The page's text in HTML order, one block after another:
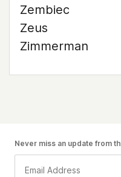
Zembiec
Zeus
Zimmerman
Never miss an update from